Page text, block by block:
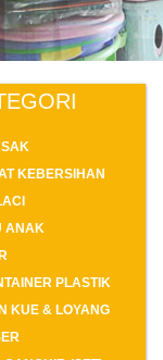
KEBERSIHAN
PLASTIK
& LOYANG